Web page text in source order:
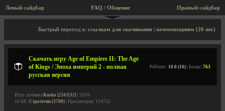
Левый сайдбар FAQ / Общение
Описание игры, скриншоты, видео
Быстрый переход к: ссылкам для скачивания комментариям (26 шт.)
Скачать игру Age of Empires II: The Age
of Kings / Эпоха империй 2 - полная
русская версия
Рейтинг: 10.0 (10) | Баллы: 763
Игру добавил Kusko [2563|32] | 2010-
10-08 | Стратегии (3780) | Просмотров: 114752